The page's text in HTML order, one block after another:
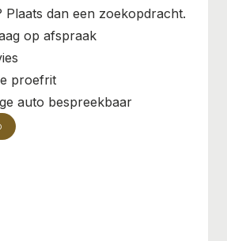
Plaats dan een zoekopdracht.
op afspraak
proefrit
auto bespreekbaar